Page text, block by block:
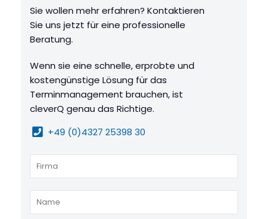
Sie wollen mehr erfahren? Kontaktieren
Sie uns jetzt für eine professionelle
Beratung.
Wenn sie eine schnelle, erprobte und
kostengünstige Lösung für das
Terminmanagement brauchen, ist
cleverQ genau das Richtige.
+49 (0)4327 25398 30